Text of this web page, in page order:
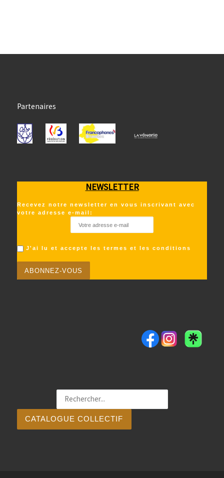
Partenaires
NEWSLETTER
Recevez notre newsletter en vous inscrivant avec
votre adresse e-mail:
J'ai lu et accepte les termes et les conditions
CATALOGUE COLLECTIF